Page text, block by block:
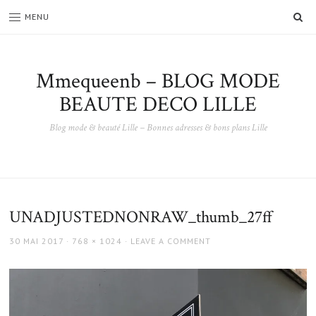
MENU
Mmequeenb – BLOG MODE
BEAUTE DECO LILLE
Blog mode & beauté Lille – Bonnes adresses & bons plans Lille
UNADJUSTEDNONRAW_thumb_27ff
POSTED
30 MAI 2017
FULL
768 × 1024 LEAVE A COMMENT